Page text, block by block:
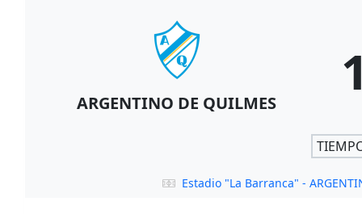
ARGENTINO DE QUILMES
Estadio "La Barranca" -